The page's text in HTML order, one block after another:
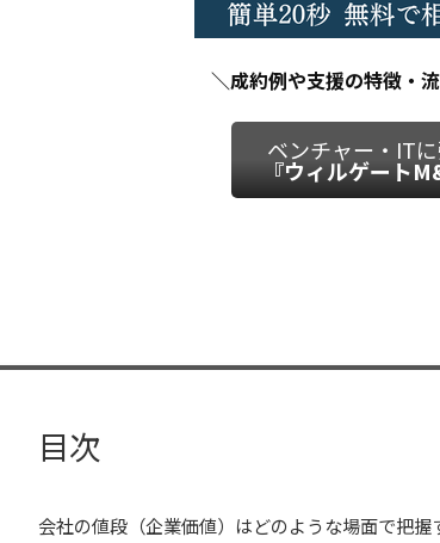
＼成約例や支援の特徴・
ベンチャー・IT
『ウィルゲート
目次
会社の値段（企業価値）はどのような場面で把握